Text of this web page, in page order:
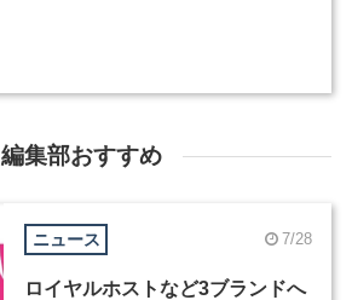
編集部おすすめ
ニュース 7/28
ロイヤルホストなど3ブランドへ